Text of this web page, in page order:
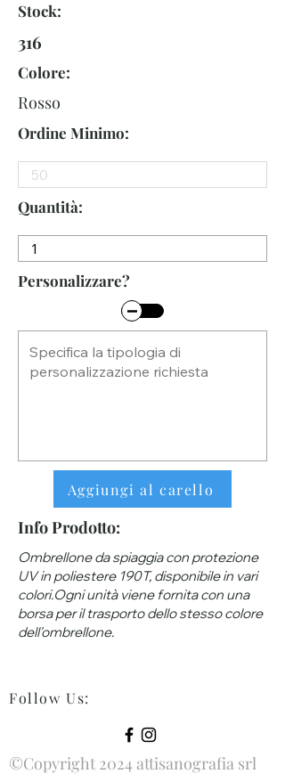
Stock:
316
Colore:
Rosso
Ordine Minimo:
Quantità:
Personalizzare?
Aggiungi al carello
Info Prodotto:
Ombrellone da spiaggia con protezione
UV in poliestere 190T, disponibile in vari
colori.Ogni unità viene fornita con una
borsa per il trasporto dello stesso colore
dell'ombrellone.
Follow Us:
©Copyright 2024 attisanografia srl